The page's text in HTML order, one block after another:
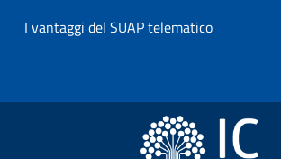
I vantaggi del SUAP telematico